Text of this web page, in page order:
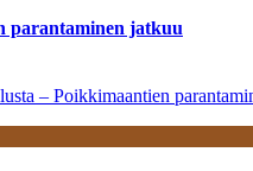
parantaminen jatkuu
– Poikkimaantien